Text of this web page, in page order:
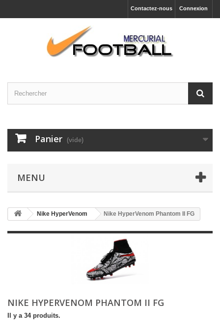
Connexion
Contactez-nous
Panier (vide)
MENU
Nike HyperVenom Nike HyperVenom Phantom II FG
NIKE HYPERVENOM PHANTOM II FG
Il y a 34 produits.